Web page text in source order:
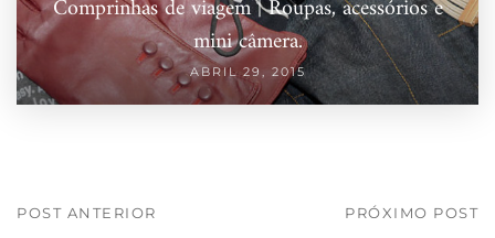
Comprinhas de viagem | Roupas, acessórios e
mini câmera.
ABRIL 29, 2015
POST ANTERIOR PRÓXIMO POST